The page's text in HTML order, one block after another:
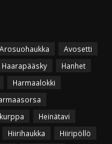
Arosuohaukka
Avosetti
Haarapääsky
Hanhet
Harmaalokki
Heinätavi
Hiirihaukka
Hiiripöllö